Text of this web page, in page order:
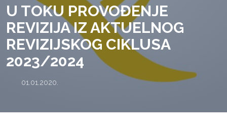
U TOKU PROVOĐENJE
REVIZIJA IZ AKTUELNOG
REVIZIJSKOG CIKLUSA
2023/2024
01.01.2020.